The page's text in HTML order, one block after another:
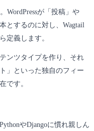
WordPressが「投稿」や
とするのに対し、Wagtail
定義します。
ンツタイプを作り、それ
」といった独自のフィー
です。
やDjangoに慣れ親しん